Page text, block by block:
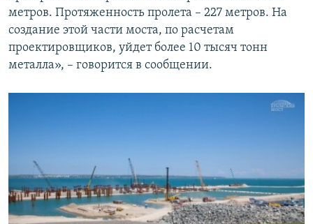
метров. Протяженность пролета – 227 метров. На
создание этой части моста, по расчетам
проектировщиков, уйдет более 10 тысяч тонн
металла», – говорится в сообщении.